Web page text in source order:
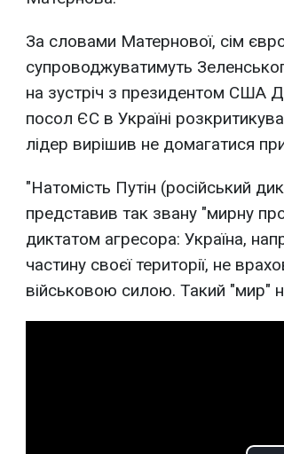
За словами Матернової, сім
супроводжуватимуть
на зустріч з президентом США
посол ЄС в Україні
лідер вирішив не домагатися
"Натомість Путін (російський
представив так звану "мирну
диктатом агресора: Україна,
частину своєї території, не
військовою силою. Такий "мир"